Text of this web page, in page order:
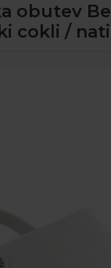
obutev
cokli /